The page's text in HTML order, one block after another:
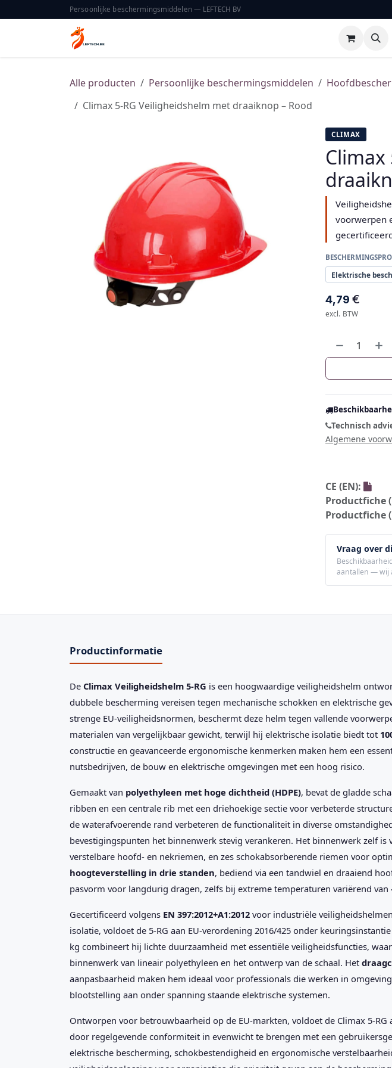
Overslaan naar inhoudPersoonlijke beschermingsmiddelen — LEFTECH BV
Normen &
Alle producten Persoonlijke beschermingsmiddelen
Climax 5-RG Veiligheidshelm met draaiknop – Rood
CLIMAX
voorwerpen
Elektrische
4,79 €
excl. BTW
Technisch
Algemene
CE (EN):
Productfiche
Productfiche
Vraag over
aantallen — wij
Productinformatie
De Climax Veiligheidshelm 5-RG is een hoogwaardige veiligheidshelm
dubbele bescherming vereisen tegen mechanische schokken en elektrische
strenge EU-veiligheidsnormen, beschermt deze helm tegen vallende
materialen van vergelijkbaar gewicht, terwijl hij elektrische isolatie biedt tot
constructie en geavanceerde ergonomische kenmerken maken hem een
nutsbedrijven, de bouw en elektrische omgevingen met een hoog risico.
Gemaakt van polyethyleen met hoge dichtheid (HDPE), bevat de gladde
ribben en een centrale rib met een driehoekige sectie voor verbeterde
de waterafvoerende rand verbeteren de functionaliteit in diverse
bevestigingspunten het binnenwerk stevig verankeren. Het binnenwerk zelf is
verstelbare hoofd- en nekriemen, en zes schokabsorberende riemen voor
hoogteverstelling in drie standen, bediend via een tandwiel en draaiend
pasvorm voor langdurig dragen, zelfs bij extreme temperaturen variërend van
Gecertificeerd volgens EN 397:2012+A1:2012 voor industriële
isolatie, voldoet de 5-RG aan EU-verordening 2016/425 onder
kg combineert hij lichte duurzaamheid met essentiële veiligheidsfuncties,
binnenwerk van lineair polyethyleen en het ontwerp van de schaal. Het
aanpasbaarheid maken hem ideaal voor professionals die werken in
blootstelling aan onder spanning staande elektrische systemen.
Ontworpen voor betrouwbaarheid op de EU-markten, voldoet de Climax 5-
door regelgevende conformiteit in evenwicht te brengen met een
elektrische bescherming, schokbestendigheid en ergonomische